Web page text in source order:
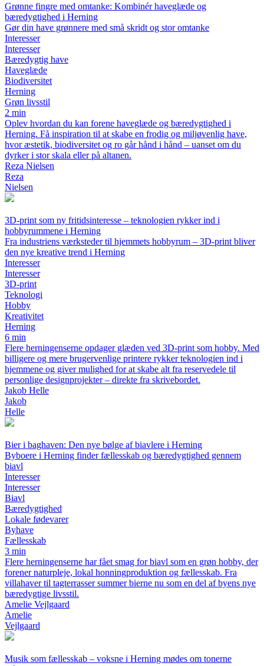
Grønne fingre med omtanke: Kombinér haveglæde og
bæredygtighed i Herning
Gør din have grønnere med små skridt og stor omtanke
Interesser
Interesser
Bæredygtig have
Haveglæde
Biodiversitet
Herning
Grøn livsstil
2 min
Oplev hvordan du kan forene haveglæde og bæredygtighed i
Herning. Få inspiration til at skabe en frodig og miljøvenlig have,
hvor æstetik, biodiversitet og ro går hånd i hånd – uanset om du
dyrker i stor skala eller på altanen.
Reza Nielsen
Reza
Nielsen
3D-print som ny fritidsinteresse – teknologien rykker ind i
hobbyrummene i Herning
Fra industriens værksteder til hjemmets hobbyrum – 3D-print bliver
den nye kreative trend i Herning
Interesser
Interesser
3D-print
Teknologi
Hobby
Kreativitet
Herning
6 min
Flere herningenserne opdager glæden ved 3D-print som hobby. Med
billigere og mere brugervenlige printere rykker teknologien ind i
hjemmene og giver mulighed for at skabe alt fra reservedele til
personlige designprojekter – direkte fra skrivebordet.
Jakob Helle
Jakob
Helle
Bier i baghaven: Den nye bølge af biavlere i Herning
Byboere i Herning finder fællesskab og bæredygtighed gennem
biavl
Interesser
Interesser
Biavl
Bæredygtighed
Lokale fødevarer
Byhave
Fællesskab
3 min
Flere herningenserne har fået smag for biavl som en grøn hobby, der
forener naturpleje, lokal honningproduktion og fællesskab. Fra
villahaver til tagterrasser summer bierne nu som en del af byens nye
bæredygtige livsstil.
Amelie Vejlgaard
Amelie
Vejlgaard
Musik som fællesskab – voksne i Herning mødes om tonerne